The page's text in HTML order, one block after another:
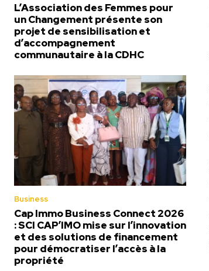
L’Association des Femmes pour
un Changement présente son
projet de sensibilisation et
d’accompagnement
communautaire à la CDHC
Business
Cap Immo Business Connect 2026
: SCI CAP’IMO mise sur l’innovation
et des solutions de financement
pour démocratiser l’accès à la
propriété